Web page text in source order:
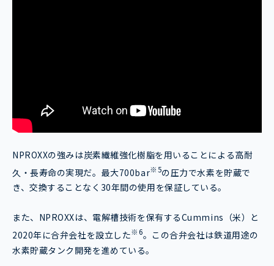
NPROXXの強みは炭素繊維強化樹脂を用いることによる高耐
久・長寿命の実現だ。最大700bar※5の圧力で水素を貯蔵で
き、交換することなく30年間の使用を保証している。
また、NPROXXは、電解槽技術を保有するCummins（米）と
2020年に合弁会社を設立した※6。この合弁会社は鉄道用途の
水素貯蔵タンク開発を進めている。